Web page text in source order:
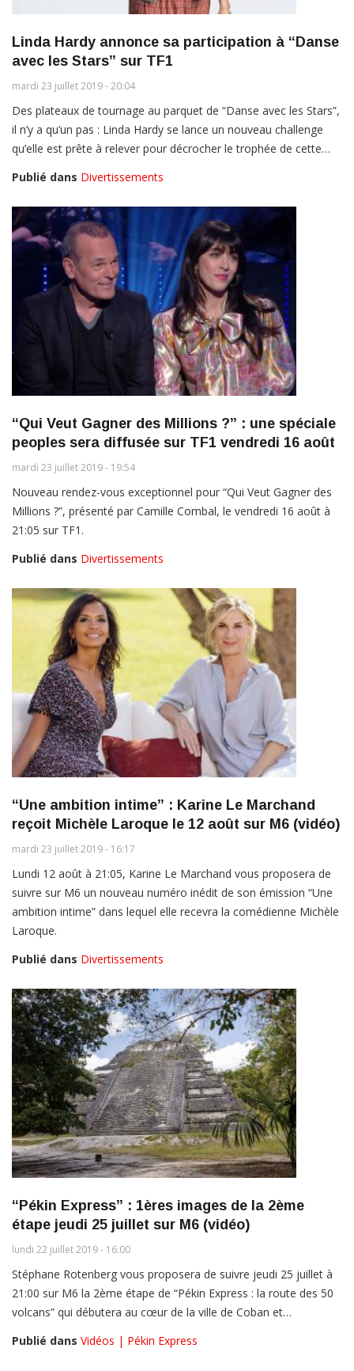
Linda Hardy annonce sa participation à “Danse
avec les Stars” sur TF1
mardi 23 juillet 2019 - 20:04
Des plateaux de tournage au parquet de “Danse avec les Stars”,
il n’y a qu’un pas : Linda Hardy se lance un nouveau challenge
qu’elle est prête à relever pour décrocher le trophée de cette…
Publié dans Divertissements
“Qui Veut Gagner des Millions ?” : une spéciale
peoples sera diffusée sur TF1 vendredi 16 août
mardi 23 juillet 2019 - 19:54
Nouveau rendez-vous exceptionnel pour “Qui Veut Gagner des
Millions ?”, présenté par Camille Combal, le vendredi 16 août à
21:05 sur TF1.
Publié dans Divertissements
“Une ambition intime” : Karine Le Marchand
reçoit Michèle Laroque le 12 août sur M6 (vidéo)
mardi 23 juillet 2019 - 16:17
Lundi 12 août à 21:05, Karine Le Marchand vous proposera de
suivre sur M6 un nouveau numéro inédit de son émission “Une
ambition intime” dans lequel elle recevra la comédienne Michèle
Laroque.
Publié dans Divertissements
“Pékin Express” : 1ères images de la 2ème
étape jeudi 25 juillet sur M6 (vidéo)
lundi 22 juillet 2019 - 16:00
Stéphane Rotenberg vous proposera de suivre jeudi 25 juillet à
21:00 sur M6 la 2ème étape de “Pékin Express : la route des 50
volcans” qui débutera au cœur de la ville de Coban et…
Publié dans Vidéos | Pékin Express